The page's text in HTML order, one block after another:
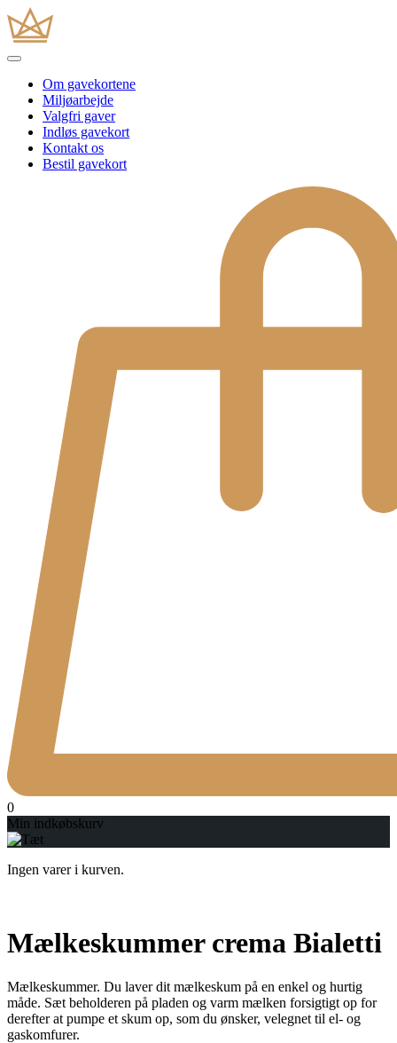
Om gavekortene
Miljøarbejde
Valgfri gaver
Indløs gavekort
Kontakt os
Bestil gavekort
0
Min indkøbskurv
Ingen varer i kurven.
Mælkeskummer crema Bialetti
Mælkeskummer. Du laver dit mælkeskum på en enkel og hurtig
måde. Sæt beholderen på pladen og varm mælken forsigtigt op for
derefter at pumpe et skum op, som du ønsker, velegnet til el- og
gaskomfurer.